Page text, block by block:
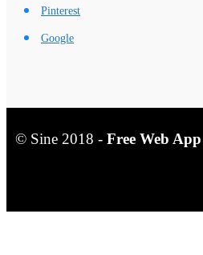
Pinterest
Google
© Sine 2018 - Free Web App